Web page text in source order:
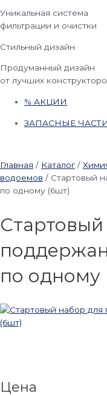
Уникальная система
фильтрации и очистки
Стильный дизайн
Продуманный дизайн
от лучших
% АКЦИИ
ЗАПАСНЫЕ ЧАСТИ
Главная / Каталог /
водоемов / Стартовый
по одному (6шт)
по одному
Цена